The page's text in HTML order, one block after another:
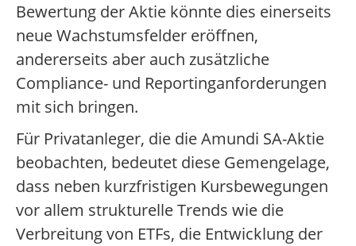
Bewertung der Aktie könnte dies einerseits
neue Wachstumsfelder eröffnen,
andererseits aber auch zusätzliche
Compliance- und Reportinganforderungen
mit sich bringen.
Für Privatanleger, die die Amundi SA-Aktie
beobachten, bedeutet diese Gemengelage,
dass neben kurzfristigen Kursbewegungen
vor allem strukturelle Trends wie die
Verbreitung von ETFs, die Entwicklung der